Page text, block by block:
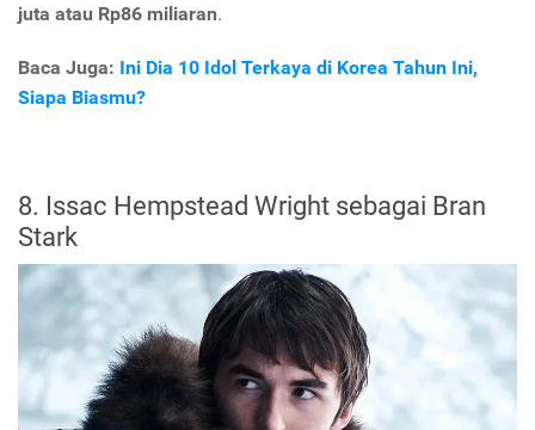
juta atau Rp86 miliaran.
Baca Juga: Ini Dia 10 Idol Terkaya di Korea Tahun Ini,
Siapa Biasmu?
8. Issac Hempstead Wright sebagai Bran
Stark